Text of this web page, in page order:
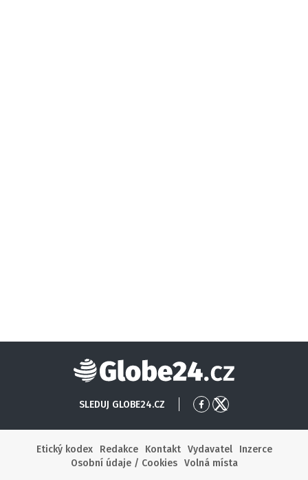
Globe24
SLEDUJ GLOBE24.CZ
Přejít
Facebook
Přejít
X
Etický kodex
Redakce Kontakt Vydavatel
Inzerce
Osobní údaje / Cookies
Volná místa